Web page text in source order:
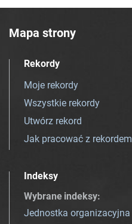
Mapa strony
Rekordy
Moje rekordy
Wszystkie rekordy
Utwórz rekord
Jak pracować z rekordem
Indeksy
Wybrane indeksy:
Jednostka organizacyjna